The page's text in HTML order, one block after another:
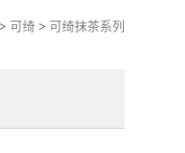
> 可绮> 可绮抹茶系列